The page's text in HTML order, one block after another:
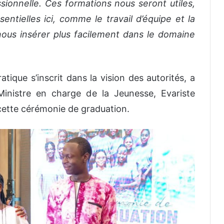
Ces formations nous seront utiles,
ici, comme le travail d’équipe et la
insérer plus facilement dans le domaine
s’inscrit dans la vision des autorités, a
en charge de la Jeunesse, Evariste
cérémonie de graduation.